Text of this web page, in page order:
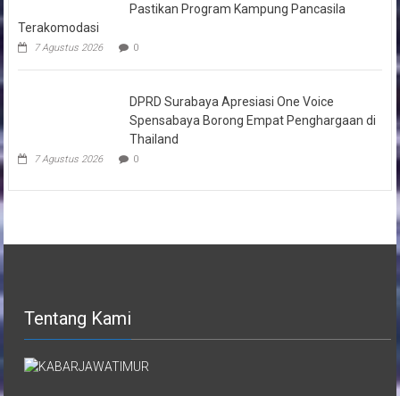
Pastikan Program Kampung Pancasila
Terakomodasi
7 Agustus 2026 0
DPRD Surabaya Apresiasi One Voice
Spensabaya Borong Empat Penghargaan di
Thailand
7 Agustus 2026 0
Tentang Kami